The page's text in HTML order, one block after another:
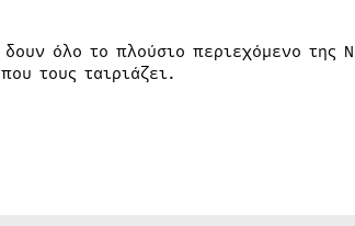
όλο το πλούσιο περιεχόμενο της
που τους ταιριάζει.